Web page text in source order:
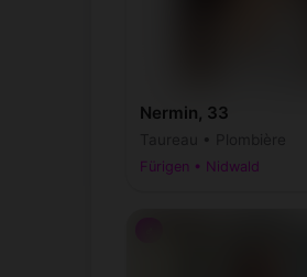
Nermin, 33
Fürigen • Nidwald